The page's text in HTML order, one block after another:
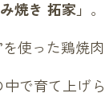
み焼き 拓家」 。
使った鶏焼肉
で育て上げ